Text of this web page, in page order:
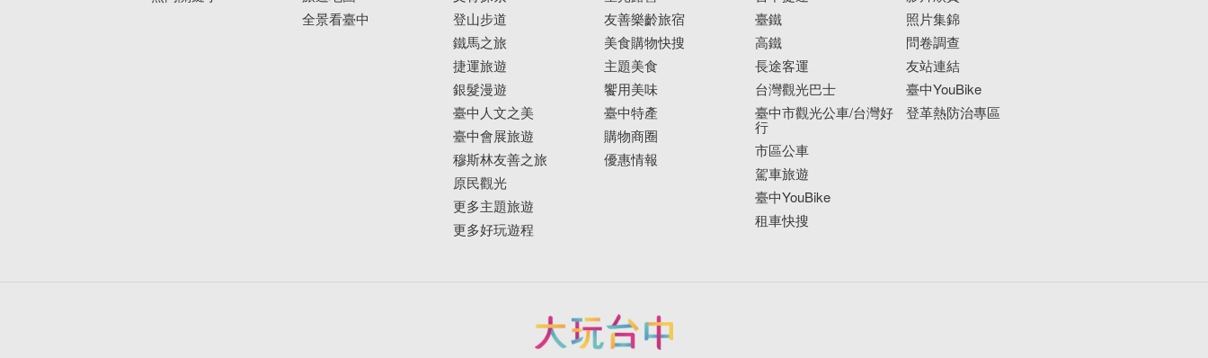
全景看臺中
登山步道
鐵馬之旅
捷運旅遊
銀髮漫遊
臺中人文之美
臺中會展旅遊
穆斯林友善之旅
原民觀光
更多主題旅遊
更多好玩遊程
友善樂齡旅宿
美食購物快搜
主題美食
饗用美味
臺中特產
購物商圈
優惠情報
臺鐵
高鐵
長途客運
台灣觀光巴士
臺中市觀光公車/台灣好
行
市區公車
駕車旅遊
臺中YouBike
租車快搜
照片集錦
問卷調查
友站連結
臺中YouBike
登革熱防治專區